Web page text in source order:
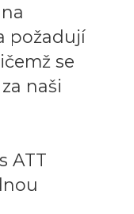
požadují
se
naši
ATT